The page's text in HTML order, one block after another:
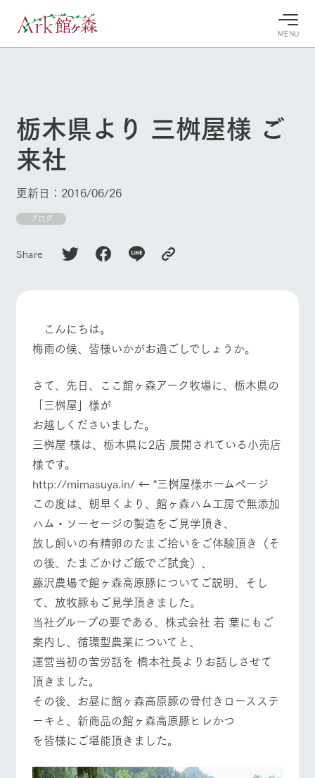
MENU
牧場へ行
く
営業時
間・料金
交通アク
よくいた
だく質問
団体のお
客様へ
ペットを
お連れの
お客様へ
お問い合
わせ・資
料請求
よく見られている情報
案内
ガーデンの開花
状況などを毎日
ント・フェアの
情報やスケジュ
フラワー
花のある美しい
自然環境の中、
季節の移り変わ
りを存分に味わ
う
動物とふ
触れて、感じ
れあう
アクティ
体験
ら学べる様々な
アクティビティ
レストラ
ン
牧場の生産品を
知り尽くした料
理人が腕を振
い、ビュッフェ
スタイルで提供
ショップ
／お買い
物
丹精込めて育て
た生産品をはじ
め、牧場産の逸
品を取り揃えた
店舗
牧場マッ
プ
周遊バス
牧場内を巡る周
遊バスのご案内
ホーム
Ark館ヶ森について
牧場に行く
ArkFarm Wedding
お知らせ
ブログ
お問い合わせ・資料請求
生産品カタログ・資料DL
English (Google Translate)
ネットショップ
個人情報取扱いについて
牧場トップ 今日の牧場 牧場の楽しみ方
イベント/フェア レストラン/BBQ フラワーガーデン
動物とふれあう アクティビティ/体験 ショップ/お買い物
栃木県より 三桝屋様 ご
来社
更新日：2016/06/26
ブログ
Share
こんにちは。
梅雨の候、皆様いかがお過ごしでしょうか。
さて、先日、ここ館ヶ森アーク牧場に、栃木県の
「三桝屋」様が
お越しくださいました。
三桝屋 様は、栃木県に2店 展開されている小売店
様です。
http://mimasuya.in/ ← *三桝屋様ホームページ
この度は、朝早くより、館ヶ森ハム工房で無添加
ハム・ソーセージの製造をご見学頂き、
放し飼いの有精卵のたまご拾いをご体験頂き（そ
の後、たまごかけご飯でご試食）、
藤沢農場で館ヶ森高原豚についてご説明、そし
て、放牧豚もご見学頂きました。
当社グループの要である、株式会社 若 葉にもご
案内し、循環型農業についてと、
運営当初の苦労話を 橋本社長よりお話しさせて
頂きました。
その後、お昼に館ヶ森高原豚の骨付きロースステ
ーキと、新商品の館ヶ森高原豚ヒレかつ
を皆様にご堪能頂きました。